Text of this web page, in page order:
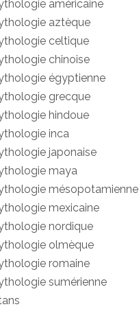
américaine
aztèque
celtique
chinoise
égyptienne
grecque
hindoue
inca
japonaise
maya
mésopotamienne
mexicaine
nordique
olmèque
romaine
sumérienne